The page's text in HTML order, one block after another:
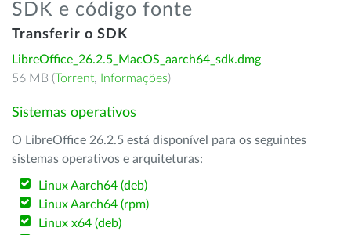
SDK e código fonte
Transferir o SDK
LibreOffice_26.2.5_MacOS_aarch64_sdk.dmg
56 MB (Torrent, Informações)
Sistemas operativos
O LibreOffice 26.2.5 está disponível para os seguintes
sistemas operativos e arquiteturas:
Linux Aarch64 (deb)
Linux Aarch64 (rpm)
Linux x64 (deb)